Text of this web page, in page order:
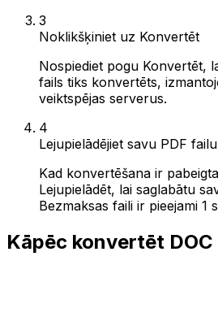
3
Noklikšķiniet uz Konvertēt
Nospiediet pogu Konvertēt,
fails tiks konvertēts,
veiktspējas serverus.
4
Lejupielādējiet savu PDF failu
Kad konvertēšana ir
Lejupielādēt, lai saglabātu
Bezmaksas faili ir pieejami 1
Kāpēc konvertēt DOC